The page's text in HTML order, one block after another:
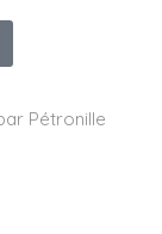
Pétronille